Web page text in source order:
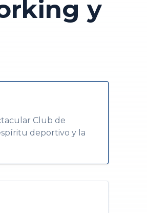
y
Club de
deportivo y la